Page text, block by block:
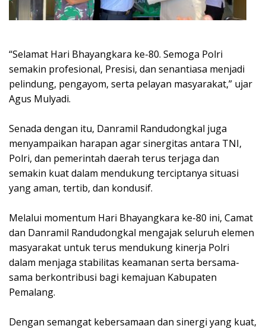
“Selamat Hari Bhayangkara ke-80. Semoga Polri
semakin profesional, Presisi, dan senantiasa menjadi
pelindung, pengayom, serta pelayan masyarakat,” ujar
Agus Mulyadi.
Senada dengan itu, Danramil Randudongkal juga
menyampaikan harapan agar sinergitas antara TNI,
Polri, dan pemerintah daerah terus terjaga dan
semakin kuat dalam mendukung terciptanya situasi
yang aman, tertib, dan kondusif.
Melalui momentum Hari Bhayangkara ke-80 ini, Camat
dan Danramil Randudongkal mengajak seluruh elemen
masyarakat untuk terus mendukung kinerja Polri
dalam menjaga stabilitas keamanan serta bersama-
sama berkontribusi bagi kemajuan Kabupaten
Pemalang.
Dengan semangat kebersamaan dan sinergi yang kuat,